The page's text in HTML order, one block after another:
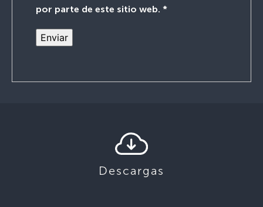
por parte de este sitio web. *
Descargas